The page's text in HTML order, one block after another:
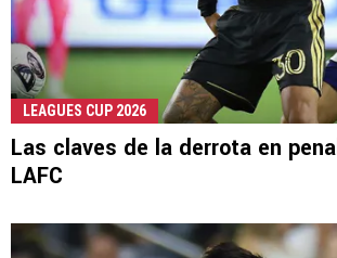
LEAGUES CUP 2026
Las claves de la derrota en
LAFC